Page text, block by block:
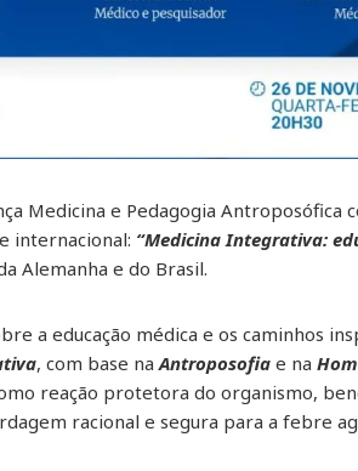
Medicina e Pedagogia Antroposófica
internacional: “Medicina Integrativa:
Alemanha e do Brasil.
a educação médica e os caminhos
, com base naAntroposofiae na
reação protetora do organismo,
racional e segura para a febre